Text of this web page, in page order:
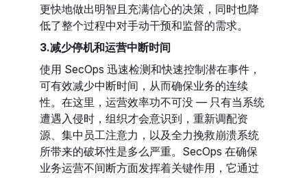
更快地做出明智且充满信心的决策，同时也降
低了整个过程中对手动干预和监督的需求。
3.减少停机和运营中断时间
使用 SecOps 迅速检测和快速控制潜在事件，
可有效减少中断时间，从而确保业务的连续
性。在这里，运营效率功不可没 — 只有当系统
遭遇入侵时，组织才会意识到，重新调配资
源、集中员工注意力，以及全力挽救崩溃系统
所带来的破坏性是多么严重。SecOps 在确保
业务运营不间断方面发挥着关键作用，它通过